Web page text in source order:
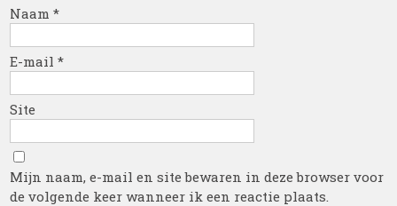
Naam*
E-mail*
Site
Mijn naam, e-mail en site bewaren in deze browser voor
de volgende keer wanneer ik een reactie plaats.